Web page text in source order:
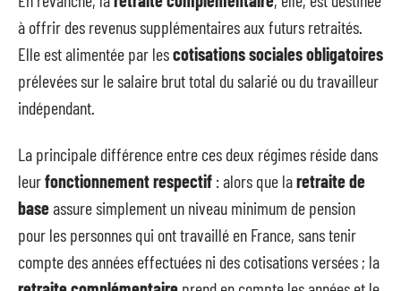
à offrir des revenus supplémentaires aux futurs retraités.
Elle est alimentée par lescotisations sociales obligatoires
prélevées sur le salaire brut total du salarié ou du travailleur
indépendant.
La principale différence entre ces deux régimes réside dans
leurfonctionnement respectif : alors que laretraite de
baseassure simplement un niveau minimum de pension
pour les personnes qui ont travaillé en France, sans tenir
compte des années effectuées ni des cotisations versées ; la